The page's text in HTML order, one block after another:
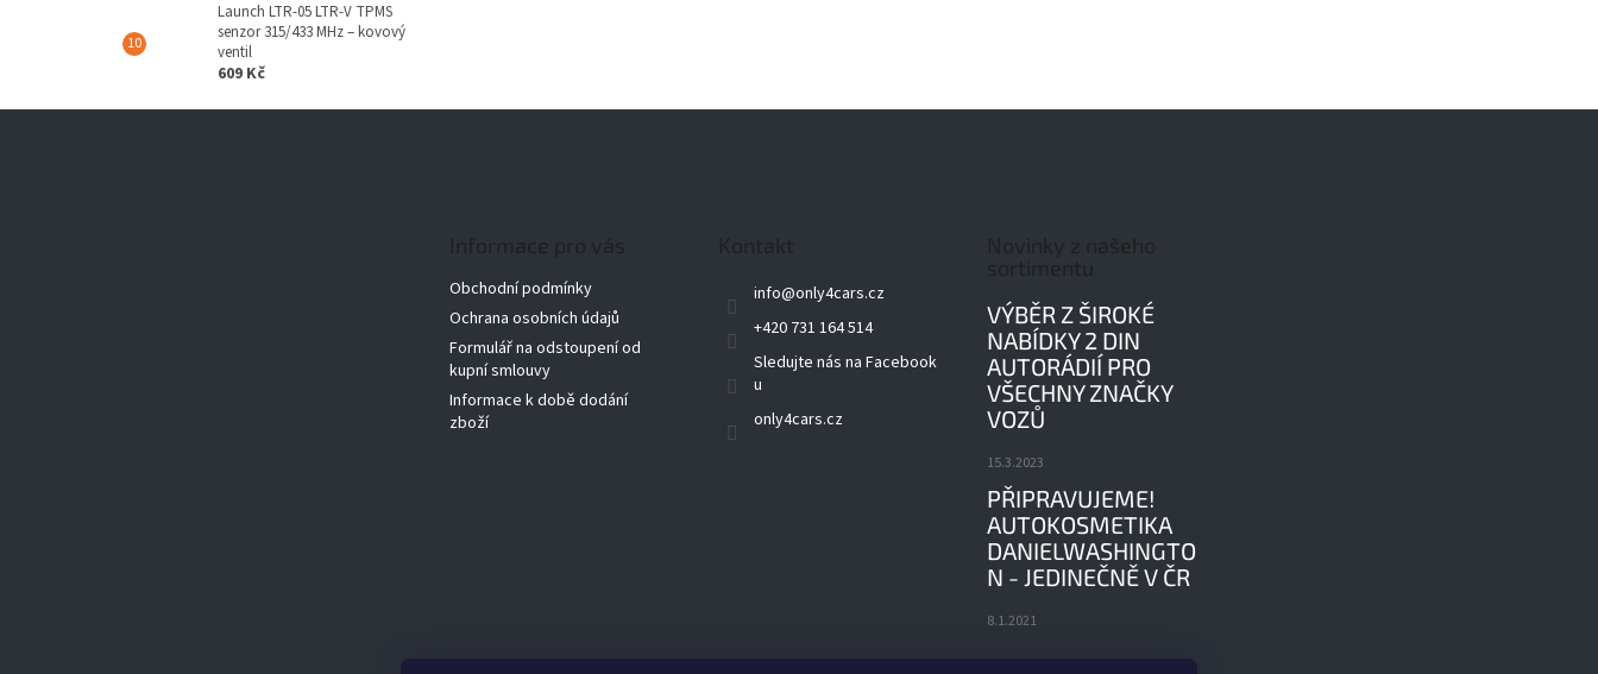
Launch LTR-05 LTR-V TPMS
senzor 315/433 MHz – kovový
ventil
609 Kč
Informace pro vás
Obchodní podmínky
Ochrana osobních údajů
Formulář na odstoupení od
kupní smlouvy
Informace k době dodání
zboží
Kontakt
info@only4cars.cz
+420 731 164 514
Sledujte nás na Facebook
u
only4cars.cz
Novinky z našeho
sortimentu
VÝBĚR Z ŠIROKÉ
NABÍDKY 2 DIN
AUTORÁDIÍ PRO
VŠECHNY ZNAČKY
VOZŮ
15.3.2023
PŘIPRAVUJEME!
AUTOKOSMETIKA
DANIELWASHINGTO
N - JEDINEČNĚ V ČR
8.1.2021